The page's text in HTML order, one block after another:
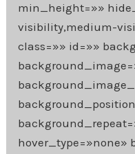
min_height=»»
visibility,medium-
class=»» id=»»
hover_type=»none»